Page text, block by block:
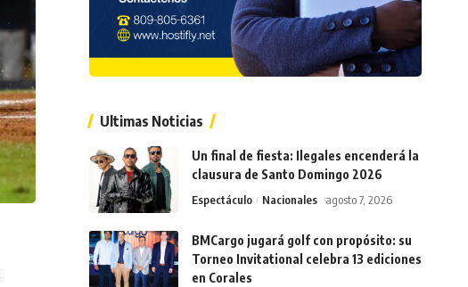
Ultimas Noticias
Un final de fiesta: Ilegales encenderá la
clausura de Santo Domingo 2026
Espectáculo Nacionales agosto 7, 2026
BMCargo jugará golf con propósito: su
Torneo Invitational celebra 13 ediciones
en Corales